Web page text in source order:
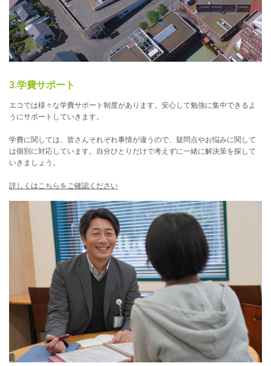
3.学費サポート
エコでは様々な学費サポート制度があります。安心して勉強に集中できるよ
うにサポートしていきます。
学費に関しては、皆さんそれぞれ事情が違うので、疑問点やお悩みに関して
は個別に対応しています。自分ひとりだけで考えずに一緒に解決策を探して
いきましょう。
詳しくはこちらをご確認ください